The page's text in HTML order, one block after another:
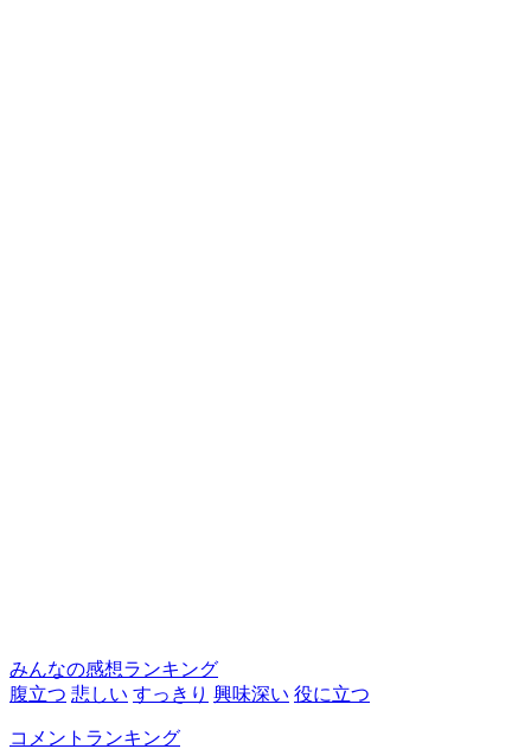
みんなの感想ランキング
腹立つ 悲しい すっきり 興味深い 役に立つ
コメントランキング